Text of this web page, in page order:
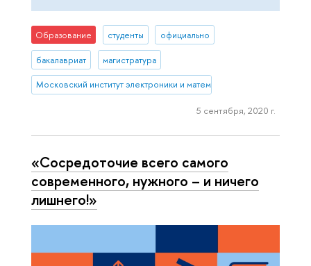
Образование студенты официально
бакалавриат магистратура
Московский институт электроники и математики им. А.Н. Тихонова
5 сентября, 2020 г.
«Сосредоточие всего самого
современного, нужного – и ничего
лишнего!»